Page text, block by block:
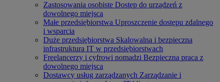
Zastosowania osobiste Dostęp do urządzeń z
dowolnego miejsca
Małe przedsiębiorstwa Uproszczenie dostępu zdalnego
i wsparcia
Duże przedsiębiorstwa Skalowalna i bezpieczna
infrastruktura IT w przedsiębiorstwach
Freelancerzy i cyfrowi nomadzi Bezpieczna praca z
dowolnego miejsca
Dostawcy usług zarządzanych Zarządzanie i